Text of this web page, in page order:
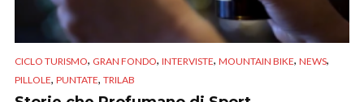
CICLO TURISMO, GRAN FONDO, INTERVISTE, MOUNTAIN BIKE, NEWS,
PILLOLE, PUNTATE, TRILAB